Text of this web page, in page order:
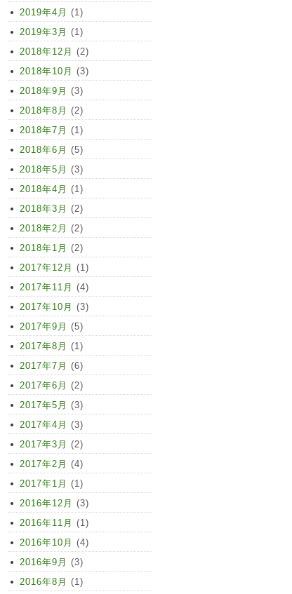
2019年4月 (1)
2019年3月 (1)
2018年12月 (2)
2018年10月 (3)
2018年9月 (3)
2018年8月 (2)
2018年7月 (1)
2018年6月 (5)
2018年5月 (3)
2018年4月 (1)
2018年3月 (2)
2018年2月 (2)
2018年1月 (2)
2017年12月 (1)
2017年11月 (4)
2017年10月 (3)
2017年9月 (5)
2017年8月 (1)
2017年7月 (6)
2017年6月 (2)
2017年5月 (3)
2017年4月 (3)
2017年3月 (2)
2017年2月 (4)
2017年1月 (1)
2016年12月 (3)
2016年11月 (1)
2016年10月 (4)
2016年9月 (3)
2016年8月 (1)